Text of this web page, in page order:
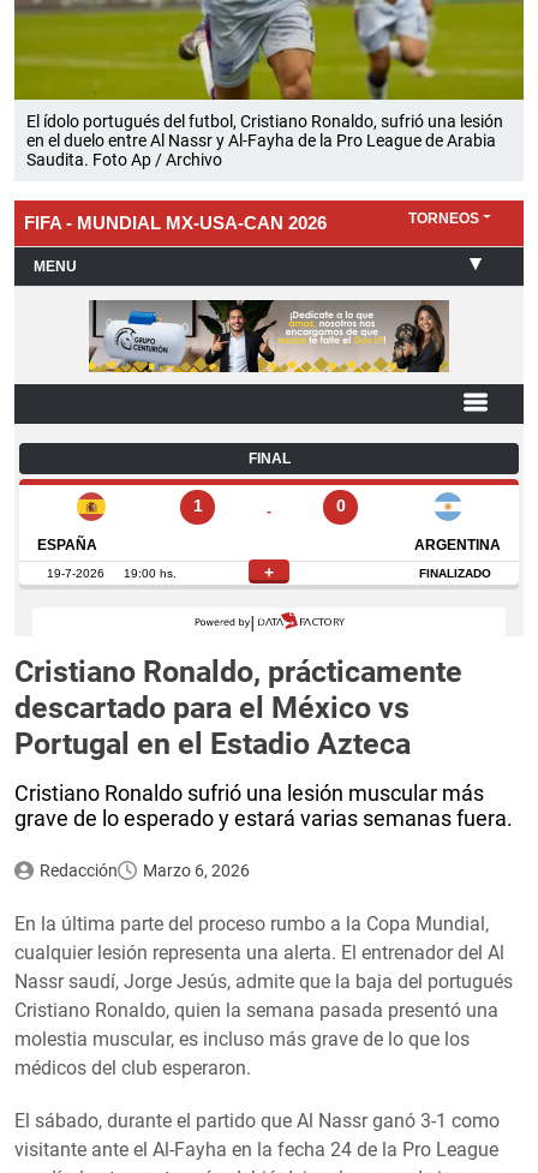
El ídolo portugués del futbol, Cristiano Ronaldo, sufrió una lesión
en el duelo entre Al Nassr y Al-Fayha de la Pro League de Arabia
Saudita. Foto Ap / Archivo
Cristiano Ronaldo, prácticamente
descartado para el México vs
Portugal en el Estadio Azteca
Cristiano Ronaldo sufrió una lesión muscular más
grave de lo esperado y estará varias semanas fuera.
Redacción Marzo 6, 2026
En la última parte del proceso rumbo a la Copa Mundial,
cualquier lesión representa una alerta. El entrenador del Al
Nassr saudí, Jorge Jesús, admite que la baja del portugués
Cristiano Ronaldo, quien la semana pasada presentó una
molestia muscular, es incluso más grave de lo que los
médicos del club esperaron.
El sábado, durante el partido que Al Nassr ganó 3-1 como
visitante ante el Al-Fayha en la fecha 24 de la Pro League